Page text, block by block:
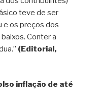
teve de ser
e os preços dos
Conter a
(Editorial,
inflação de até